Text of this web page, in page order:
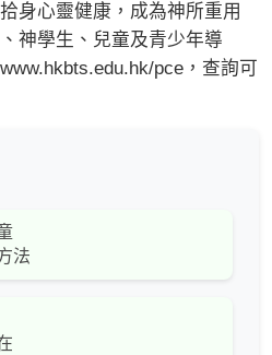
身心靈健康，成為神所重用
神學生、兒童及青少年導
pce，查詢可
法